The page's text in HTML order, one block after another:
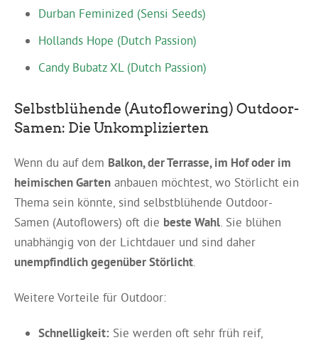
Durban Feminized (Sensi Seeds)
Hollands Hope (Dutch Passion)
Candy Bubatz XL (Dutch Passion)
Selbstblühende (Autoflowering) Outdoor-
Samen: Die Unkomplizierten
Wenn du auf dem Balkon, der Terrasse, im Hof oder im
heimischen Garten anbauen möchtest, wo Störlicht ein
Thema sein könnte, sind selbstblühende Outdoor-
Samen (Autoflowers) oft die beste Wahl. Sie blühen
unabhängig von der Lichtdauer und sind daher
unempfindlich gegenüber Störlicht.
Weitere Vorteile für Outdoor:
Schnelligkeit: Sie werden oft sehr früh reif,